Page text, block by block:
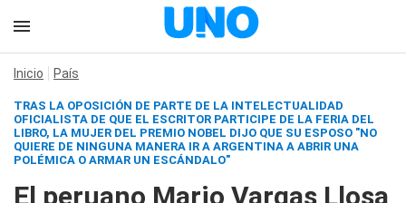
Inicio País
TRAS LA OPOSICIÓN DE PARTE DE LA INTELECTUALIDAD
OFICIALISTA DE QUE EL ESCRITOR PARTICIPE DE LA FERIA DEL
LIBRO, LA MUJER DEL PREMIO NOBEL DIJO QUE SU ESPOSO "NO
QUIERE DE NINGUNA MANERA IR A ARGENTINA A ABRIR UNA
POLÉMICA O ARMAR UN ESCÁNDALO"
El peruano Mario Vargas Llosa